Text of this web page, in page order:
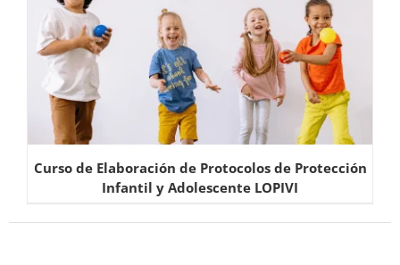
Curso de Elaboración de Protocolos de Protección
Infantil y Adolescente LOPIVI